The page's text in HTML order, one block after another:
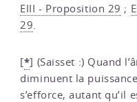
EIII - Proposition 29 ;
29.
[*] (Saisset :) Quand
diminuent la
s’efforce, autant qu’il